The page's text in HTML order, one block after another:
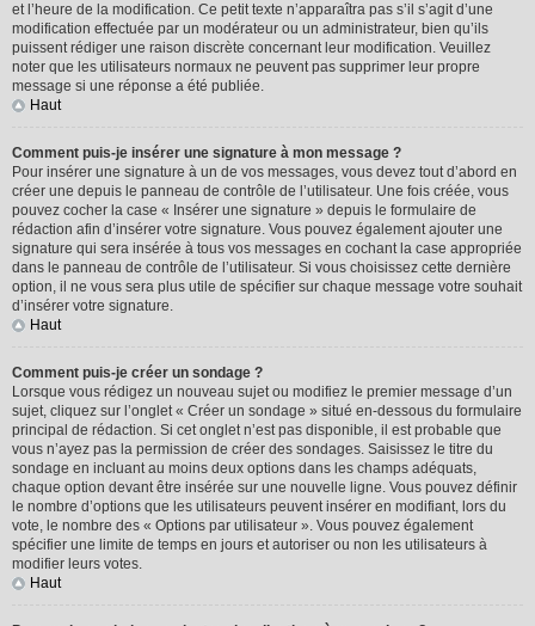
et l’heure de la modification. Ce petit texte n’apparaîtra pas s’il s’agit d’une
modification effectuée par un modérateur ou un administrateur, bien qu’ils
puissent rédiger une raison discrète concernant leur modification. Veuillez
noter que les utilisateurs normaux ne peuvent pas supprimer leur propre
message si une réponse a été publiée.
Haut
Comment puis-je insérer une signature à mon message ?
Pour insérer une signature à un de vos messages, vous devez tout d’abord en
créer une depuis le panneau de contrôle de l’utilisateur. Une fois créée, vous
pouvez cocher la case « Insérer une signature » depuis le formulaire de
rédaction afin d’insérer votre signature. Vous pouvez également ajouter une
signature qui sera insérée à tous vos messages en cochant la case appropriée
dans le panneau de contrôle de l’utilisateur. Si vous choisissez cette dernière
option, il ne vous sera plus utile de spécifier sur chaque message votre souhait
d’insérer votre signature.
Haut
Comment puis-je créer un sondage ?
Lorsque vous rédigez un nouveau sujet ou modifiez le premier message d’un
sujet, cliquez sur l’onglet « Créer un sondage » situé en-dessous du formulaire
principal de rédaction. Si cet onglet n’est pas disponible, il est probable que
vous n’ayez pas la permission de créer des sondages. Saisissez le titre du
sondage en incluant au moins deux options dans les champs adéquats,
chaque option devant être insérée sur une nouvelle ligne. Vous pouvez définir
le nombre d’options que les utilisateurs peuvent insérer en modifiant, lors du
vote, le nombre des « Options par utilisateur ». Vous pouvez également
spécifier une limite de temps en jours et autoriser ou non les utilisateurs à
modifier leurs votes.
Haut